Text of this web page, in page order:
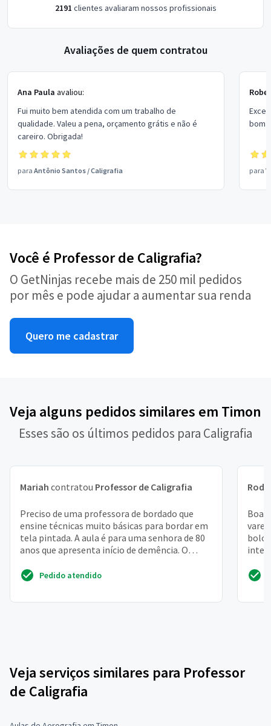
2191 clientes avaliaram nossos profissionais
Avaliações de quem contratou
Ana Paula avaliou:
Fui muito bem atendida com um trabalho de
qualidade. Valeu a pena, orçamento grátis e não é
careiro. Obrigada!
para Antônio Santos /Caligrafia
bom
para
Você é Professor de Caligrafia?
O GetNinjas recebe mais de 250 mil pedidos
por mês e pode ajudar a aumentar sua renda
Quero me cadastrar
Veja alguns pedidos similares em Timon
Esses são os últimos pedidos para Caligrafia
Mariah contratou Professor de Caligrafia
Preciso de uma professora de bordado que
ensine técnicas muito básicas para bordar em
tela pintada. A aula é para uma senhora de 80
anos que apresenta início de demência. O
bordado é para...
Pedido atendido
Boa
Veja serviços similares para Professor
de Caligrafia